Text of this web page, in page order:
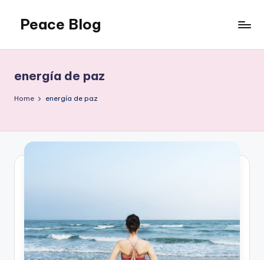
content
Peace Blog
Like
This
energía de paz
Home energía de paz